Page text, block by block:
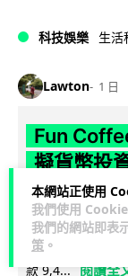
本網站正使用
我們使用
我們的網站即表
策 。
科技娛樂 生活
Lawton 1 日
Fun
擬貨幣投
9,400 萬
香港警方聯同澳
資騙局 Fun
款 9,4... 閱讀全